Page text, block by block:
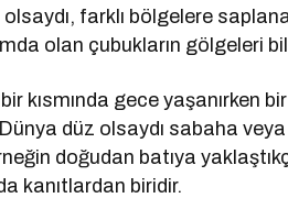
farklı bölgelere
olan çubukların gölgeleri
kısmında gece yaşanırken
düz olsaydı sabaha
doğudan batıya
kanıtlardan biridir.